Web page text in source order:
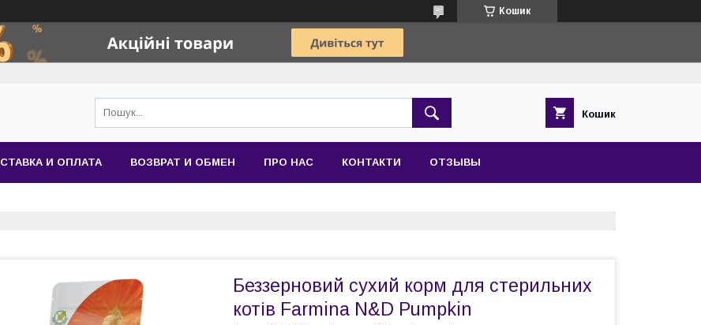
Кошик
Кошик
И ОПЛАТА ВОЗВРАТ И ОБМЕН ПРО НАС КОНТАКТИ ОТЗЫВЫ
Беззерновий сухий корм для стерильних
котів Farmina N&D Pumpkin